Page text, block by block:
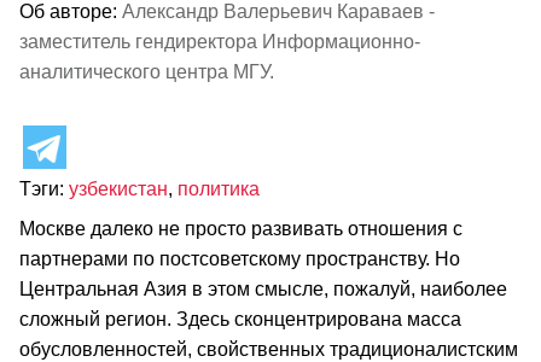
Об авторе: Александр Валерьевич Караваев -
заместитель гендиректора Информационно-
аналитического центра МГУ.
Тэги: узбекистан, политика
Москве далеко не просто развивать отношения с
партнерами по постсоветскому пространству. Но
Центральная Азия в этом смысле, пожалуй, наиболее
сложный регион. Здесь сконцентрирована масса
обусловленностей, свойственных традиционалистским